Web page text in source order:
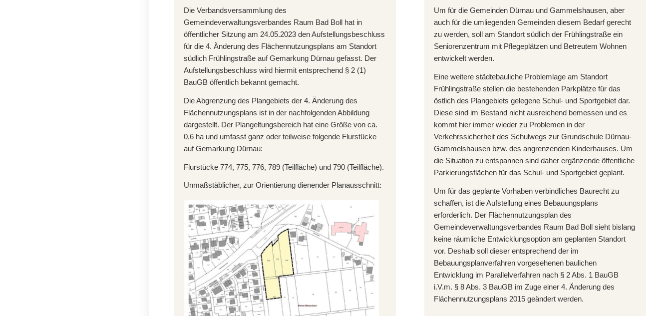
Die Verbandsversammlung des
Gemeindeverwaltungsverbandes Raum Bad Boll hat in
öffentlicher Sitzung am 24.05.2023 den Aufstellungsbeschluss
für die 4. Änderung des Flächennutzungsplans am Standort
südlich Frühlingstraße auf Gemarkung Dürnau gefasst. Der
Aufstellungsbeschluss wird hiermit entsprechend § 2 (1)
BauGB öffentlich bekannt gemacht.
Die Abgrenzung des Plangebiets der 4. Änderung des
Flächennutzungsplans ist in der nachfolgenden Abbildung
dargestellt. Der Plangeltungsbereich hat eine Größe von ca.
0,6 ha und umfasst ganz oder teilweise folgende Flurstücke
auf Gemarkung Dürnau:
Flurstücke 774, 775, 776, 789 (Teilfläche) und 790 (Teilfläche).
Unmaßstäblicher, zur Orientierung dienender Planausschnitt:
Um für die Gemeinden Dürnau und Gammelshausen, aber
auch für die umliegenden Gemeinden diesem Bedarf gerecht
zu werden, soll am Standort südlich der Frühlingstraße ein
Seniorenzentrum mit Pflegeplätzen und Betreutem Wohnen
entwickelt werden.
Eine weitere städtebauliche Problemlage am Standort
Frühlingstraße stellen die bestehenden Parkplätze für das
östlich des Plangebiets gelegene Schul- und Sportgebiet dar.
Diese sind im Bestand nicht ausreichend bemessen und es
kommt hier immer wieder zu Problemen in der
Verkehrssicherheit des Schulwegs zur Grundschule Dürnau-
Gammelshausen bzw. des angrenzenden Kinderhauses. Um
die Situation zu entspannen sind daher ergänzende öffentliche
Parkierungsflächen für das Schul- und Sportgebiet geplant.
Um für das geplante Vorhaben verbindliches Baurecht zu
schaffen, ist die Aufstellung eines Bebauungsplans
erforderlich. Der Flächennutzungsplan des
Gemeindeverwaltungsverbandes Raum Bad Boll sieht bislang
keine räumliche Entwicklungsoption am geplanten Standort
vor. Deshalb soll dieser entsprechend der im
Bebauungsplanverfahren vorgesehenen baulichen
Entwicklung im Parallelverfahren nach § 2 Abs. 1 BauGB
i.V.m. § 8 Abs. 3 BauGB im Zuge einer 4. Änderung des
Flächennutzungsplans 2015 geändert werden.